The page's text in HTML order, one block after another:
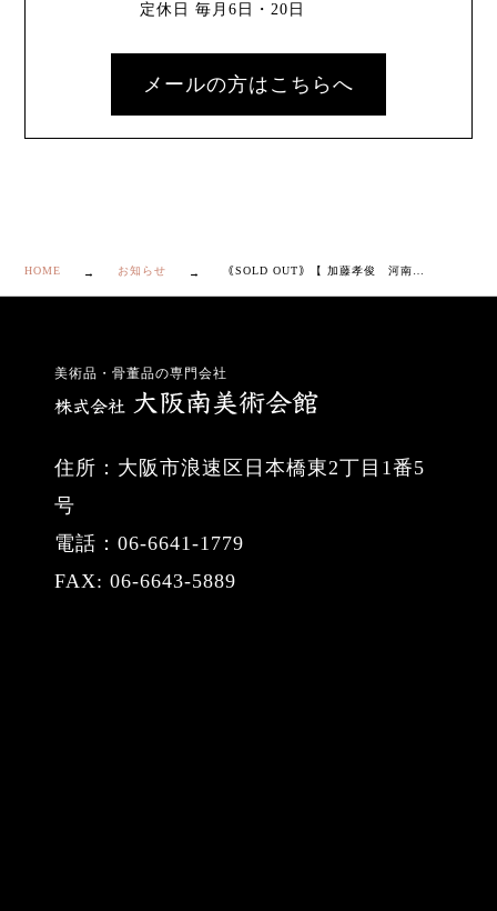
定休日 毎月6日・20日
メールの方はこちらへ
HOME お知らせ
美術品・骨董品の専門会社
住所：大阪市浪速区日本橋東2丁目1番5
号
電話：06-6641-1779
FAX: 06-6643-5889